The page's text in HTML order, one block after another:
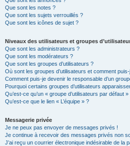
Que sont les notes ?
Que sont les sujets verrouillés ?
Que sont les icônes de sujet ?
Niveaux des utilisateurs et groupes
Que sont les administrateurs ?
Que sont les modérateurs ?
Que sont les groupes d’utilisateurs ?
Où sont les groupes d’utilisateurs et comment
Comment puis-je devenir le responsable d’un
Pourquoi certains groupes d’utilisateurs
Qu’est-ce qu’un « groupe d’utilisateurs par défaut »
Qu’est-ce que le lien « L’équipe » ?
Messagerie privée
Je ne peux pas envoyer de messages privés !
Je continue à recevoir des messages privés non
J’ai reçu un courrier électronique indésirable de la